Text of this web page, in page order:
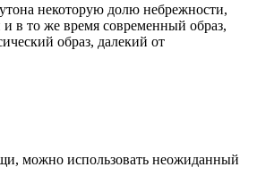
некоторую долю небрежности,
в то же время современный образ,
образ, далекий от
можно использовать неожиданный